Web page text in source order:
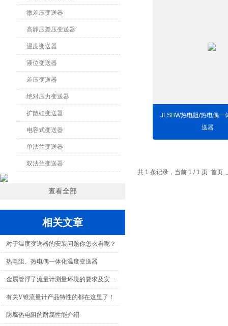
微差压变送器
高静压差压变送器
温度变送器
液位变送器
差压变送器
绝对压力变送器
扩散硅变送器
电容式变送器
单法兰变送器
双法兰变送器
查看全部
相关文章
对于温度变送器的安装问题你怎么看呢？
热电阻、热电偶一体化温度变送器
金属管浮子流量计测量环境的要求及安装指导
有关V锥流量计产品特性的都在这里了！
防腐热电阻的耐腐性能介绍
JLSBW热电阻/热电偶一
送器
共 1 条记录，当前 1 / 1 页 首